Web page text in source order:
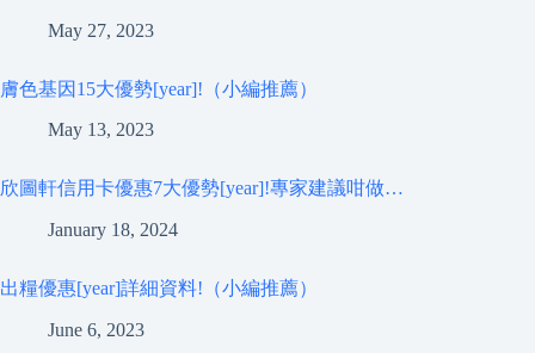
May 27, 2023
膚色基因15大優勢[year]!（小編推薦）
May 13, 2023
欣圖軒信用卡優惠7大優勢[year]!專家建議咁做…
January 18, 2024
出糧優惠[year]詳細資料!（小編推薦）
June 6, 2023